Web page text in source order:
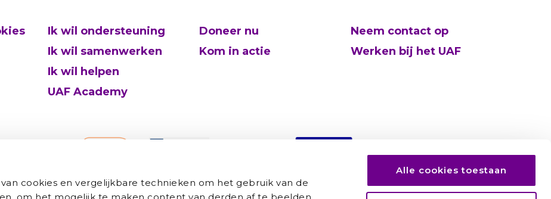
cookies en vergelijkbare technieken om het gebruik van de
Alle cookies toestaan
Ik wil ondersteuning
Ik wil samenwerken
Ik wil helpen
UAF Academy
Doneer nu
Kom in actie
Neem contact op
Werken bij het UAF